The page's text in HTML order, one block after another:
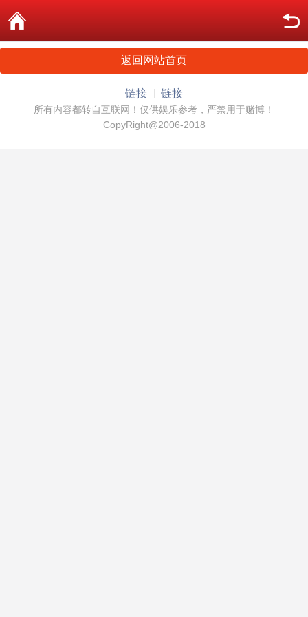
返回网站首页
链接 链接
所有内容都转自互联网！仅供娱乐参考，严禁用于赌博！
CopyRight@2006-2018